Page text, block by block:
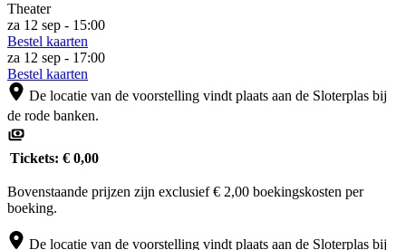
Theater
za 12 sep - 15:00
Bestel kaarten
za 12 sep - 17:00
Bestel kaarten
De locatie van de voorstelling vindt plaats aan de Sloterplas bij
de rode banken.
Tickets: € 0,00
Bovenstaande prijzen zijn exclusief € 2,00 boekingskosten per
boeking.
De locatie van de voorstelling vindt plaats aan de Sloterplas bij